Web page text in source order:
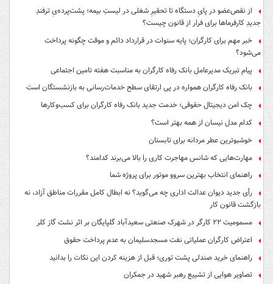
از نقص‌عضو در پایِ دستگاه تا تحقیرِ شغلی در لیستِ بیمه؛ پشت‌پرده‌یِ ترفندِ
جدیدِ کارفرماها برای فرار از قانون چیست؟
خبر مهم برای کارگران؛ پایه سنوات در قرارداد دائم و موقت چگونه پرداخت
می‌شود؟
پیام تبریک مدیرعامل بانک رفاه کارگران به مناسبت هفته تامین اجتماعی
بانک رفاه کارگران همواره در پی ارتقای سطح خدمات‌رسانی به بازنشستگان است
چک امن دیجیتال حقوقی؛ خدمت جدید بانک رفاه کارگران برای کسب‌وکارها
کدام مدل نیسان از همه بهتر است؟
خوشبوترین عطر مردانه برای تابستان
مهارت‌هایی که شانس مهاجرت کاری را بالا می‌برند کدامند؟
راهنمای انتخاب بهترین سروو موتور برای پروژه شما
رأی جدید دیوان عدالت اداری چه می‌گوید؟ نه ابطال کامل مقررات مناطق آزاد، نه
بازگشت قانون کار
مسمومیت ۲۲ کارگر در شهرک صنعتی سعیدآباد گلپایگان بر اثر نشت گاز کلر
اعتراض کارگران عملیاتی نفت مسجدسلیمان به عدم پرداخت حقوق
راهنمای خرید صندلی پشت توری؛ قبل از هزینه کردن این نکات را بدانید
تصاویر هوایی از تشییع رهبر شهید در جمکران